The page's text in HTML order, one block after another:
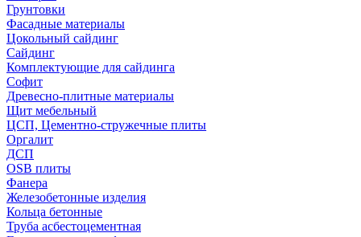
Грунтовки
Фасадные материалы
Цокольный сайдинг
Сайдинг
Комплектующие для сайдинга
Софит
Древесно-плитные материалы
Щит мебельный
ЦСП, Цементно-стружечные плиты
Оргалит
ДСП
OSB плиты
Фанера
Железобетонные изделия
Кольца бетонные
Труба асбестоцементная